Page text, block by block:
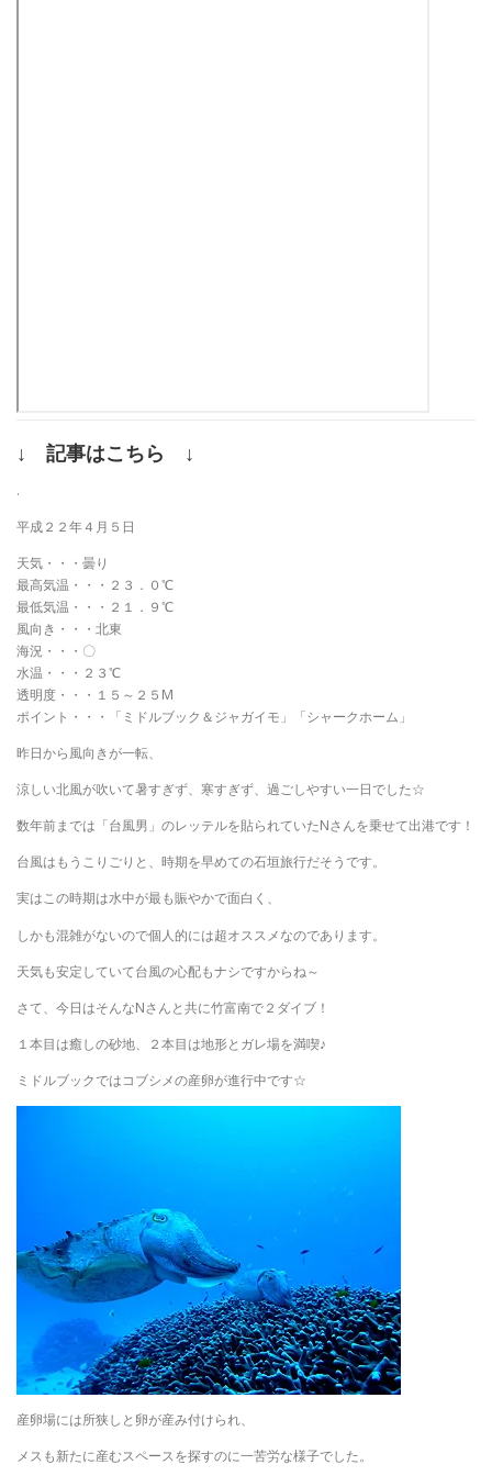
↓ 記事はこちら ↓
.
平成２２年４月５日
天気・・・曇り
最高気温・・・２３．０℃
最低気温・・・２１．９℃
風向き・・・北東
海況・・・〇
水温・・・２３℃
透明度・・・１５～２５M
ポイント・・・「ミドルブック＆ジャガイモ」「シャークホーム」
昨日から風向きが一転、
涼しい北風が吹いて暑すぎず、寒すぎず、過ごしやすい一日でした☆
数年前までは「台風男」のレッテルを貼られていたNさんを乗せて出港です！
台風はもうこりごりと、時期を早めての石垣旅行だそうです。
実はこの時期は水中が最も賑やかで面白く、
しかも混雑がないので個人的には超オススメなのであります。
天気も安定していて台風の心配もナシですからね～
さて、今日はそんなNさんと共に竹富南で２ダイブ！
１本目は癒しの砂地、２本目は地形とガレ場を満喫♪
ミドルブックではコブシメの産卵が進行中です☆
産卵場には所狭しと卵が産み付けられ、
メスも新たに産むスペースを探すのに一苦労な様子でした。